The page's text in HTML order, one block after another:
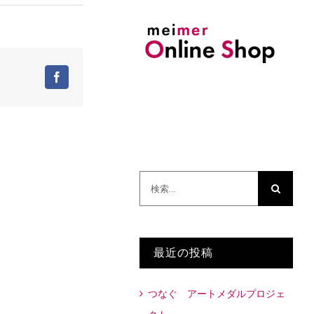
最近の投稿
つなぐ アートメダルプロジェ